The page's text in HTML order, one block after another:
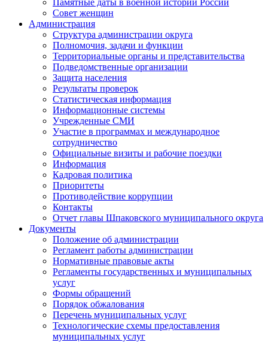
Памятные даты в военной истории России
Совет женщин
Администрация
Структура администрации округа
Полномочия, задачи и функции
Территориальные органы и представительства
Подведомственные организации
Защита населения
Результаты проверок
Статистическая информация
Информационные системы
Учрежденные СМИ
Участие в программах и международное
сотрудничество
Официальные визиты и рабочие поездки
Информация
Кадровая политика
Приоритеты
Противодействие коррупции
Контакты
Отчет главы Шпаковского муниципального округа
Документы
Положение об администрации
Регламент работы администрации
Нормативные правовые акты
Регламенты государственных и муниципальных
услуг
Формы обращений
Порядок обжалования
Перечень муниципальных услуг
Технологические схемы предоставления
муниципальных услуг